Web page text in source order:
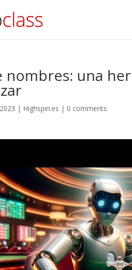
nombres: una
| Highspin.es | 0 comments